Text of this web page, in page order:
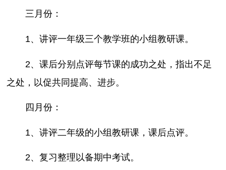
三月份：
1、讲评一年级三个教学班的小组教研课。
2、课后分别点评每节课的成功之处，指出不足
之处，以促共同提高、进步。
四月份：
1、讲评二年级的小组教研课，课后点评。
2、复习整理以备期中考试。